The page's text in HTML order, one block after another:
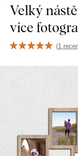
Velký
více
(1